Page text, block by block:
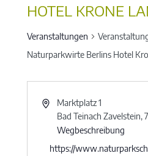
HOTEL KRONE
Veranstaltungen
Naturparkwirte Berlins Hotel
Marktplatz 1
Bad Teinach Zavelstein,
Wegbeschreibung
https://